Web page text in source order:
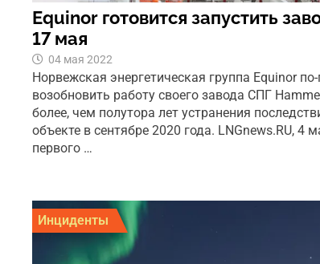
Equinor готовится запустить
17 мая
04 мая 2022
Норвежская энергетическая группа Equinor
возобновить работу своего завода СПГ
более, чем полутора лет устранения
объекте в сентябре 2020 года. LNGnews.RU, 4
первого …
Инциденты